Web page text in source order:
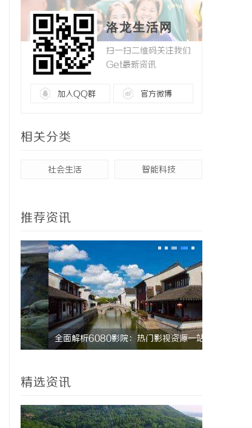
洛龙生活网
扫一扫二维码关注我们
Get最新资讯
加入QQ群 官方微博
相关分类
社会生活 智能科技
推荐资讯
全面解析6080影院：热门影视资源一站式观
精选资讯